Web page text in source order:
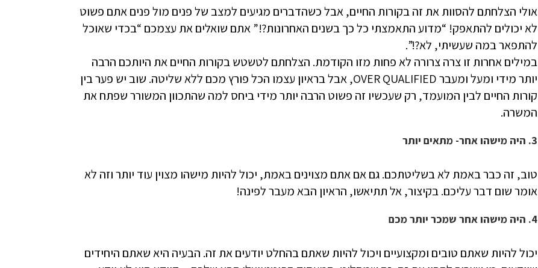
אולי הצלחתם להסוות את זה בקורות החיים, אבל כשהדברים מגיעים למצב של פנים מול פנים אתם פשוט
לא יכולים להתאפק! “מדוע התאמצתי כל כך בשנים האחרונות?!” אתם שואלים את עצמכם “בכדי שאוכל
להתפאר במה שעשיתי, לא?!”.
במילים אחרות זו צרה צרורה לא פחות מזו הקודמת. הצלחתם לטשטש בקורות החיים את היותכם הרבה
יותר מידי ומעל ומעבר OVER QUALIFIED, אבל בראיון עצמו הכל פורץ מכם ללא שליטה. שוב יש פער בין
קורות החיים לבין המועמד, רק שעכשיו זה פשוט הרבה יותר מידי ביחס למה שהתכוון המשורר שפתח את
המשרה.
3. היה מישהו אחר- מתאים יותר
טוב, זה כבר באמת לא בשליטתכם. גם אם אתם מצוינים באמת, יכול להיות מישהו מצוין עוד יותר וזה לא
אומר שום דבר עליכם. בקיצור, אל תתיאשו, הראיון הבא מעבר לפינה!
4. היה מישהו אחר שמכר יותר מכם
יכול להיות שאתם טובים ומקצועיים ויכול להיות שאתם בהחלט יודעים את זה. הבעיה היא שאתם היחידים